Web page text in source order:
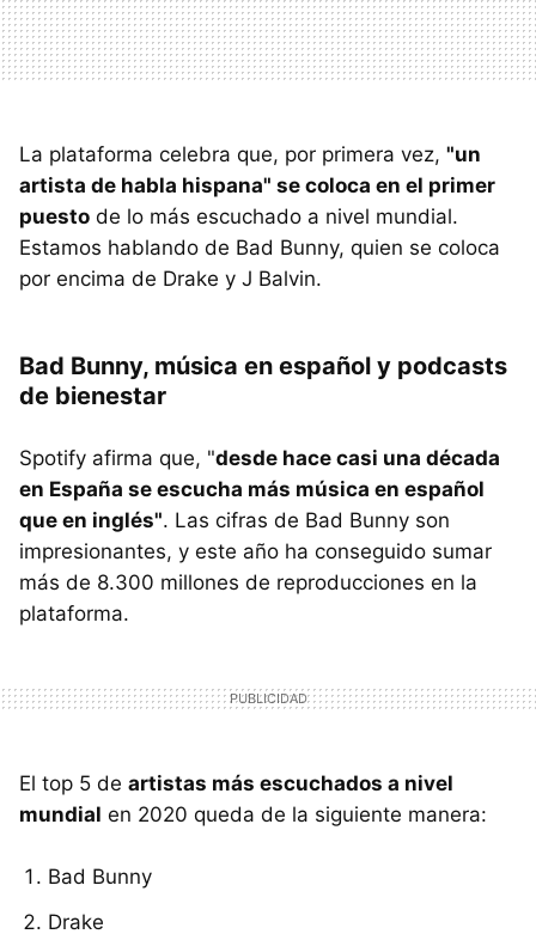
La plataforma celebra que, por primera vez, "un
artista de habla hispana" se coloca en el primer
puesto de lo más escuchado a nivel mundial.
Estamos hablando de Bad Bunny, quien se coloca
por encima de Drake y J Balvin.
Bad Bunny, música en español y podcasts
de bienestar
Spotify afirma que, "desde hace casi una década
en España se escucha más música en español
que en inglés". Las cifras de Bad Bunny son
impresionantes, y este año ha conseguido sumar
más de 8.300 millones de reproducciones en la
plataforma.
El top 5 de artistas más escuchados a nivel
mundial en 2020 queda de la siguiente manera:
Bad Bunny
Drake